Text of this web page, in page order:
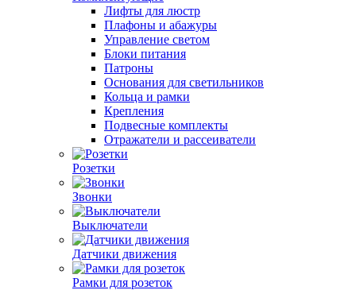
Лифты для люстр
Плафоны и абажуры
Управление светом
Блоки питания
Патроны
Основания для светильников
Кольца и рамки
Крепления
Подвесные комплекты
Отражатели и рассеиватели
Розетки
Звонки
Выключатели
Датчики движения
Рамки для розеток